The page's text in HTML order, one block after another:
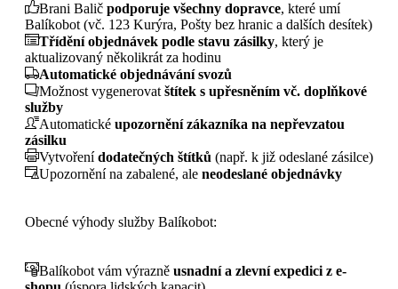
Brani Balič podporuje všechny dopravce, které umí
Balíkobot (vč. 123 Kurýra, Pošty bez hranic a dalších desítek)
Třídění objednávek podle stavu zásilky, který je
aktualizovaný několikrát za hodinu
Automatické objednávání svozů
Možnost vygenerovat štítek s upřesněním vč. doplňkové
služby
Automatické upozornění zákazníka na nepřevzatou
zásilku
Vytvořenídodatečných štítků (např. k již odeslané zásilce)
Upozornění na zabalené, ale neodeslané objednávky
Obecné výhody služby Balíkobot:
Balíkobot vám výrazně usnadní a zlevní expedici z e-